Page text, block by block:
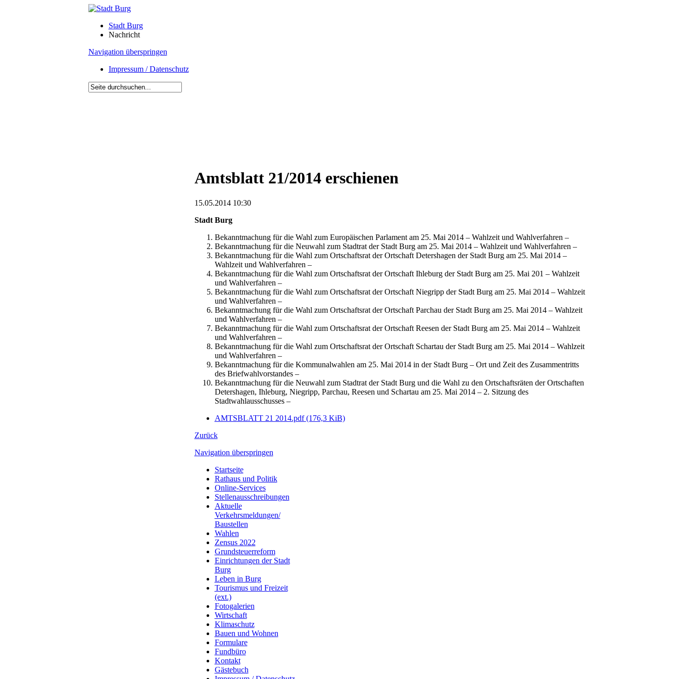
Stadt Burg
Nachricht
Navigation überspringen
Impressum / Datenschutz
Amtsblatt 21/2014 erschienen
15.05.2014 10:30
Stadt Burg
Bekanntmachung für die Wahl zum Europäischen Parlament am 25. Mai 2014 – Wahlzeit und Wahlverfahren –
Bekanntmachung für die Neuwahl zum Stadtrat der Stadt Burg am 25. Mai 2014 – Wahlzeit und Wahlverfahren –
Bekanntmachung für die Wahl zum Ortschaftsrat der Ortschaft Detershagen der Stadt Burg am 25. Mai 2014 –
Wahlzeit und Wahlverfahren –
Bekanntmachung für die Wahl zum Ortschaftsrat der Ortschaft Ihleburg der Stadt Burg am 25. Mai 201 – Wahlzeit
und Wahlverfahren –
Bekanntmachung für die Wahl zum Ortschaftsrat der Ortschaft Niegripp der Stadt Burg am 25. Mai 2014 – Wahlzeit
und Wahlverfahren –
Bekanntmachung für die Wahl zum Ortschaftsrat der Ortschaft Parchau der Stadt Burg am 25. Mai 2014 – Wahlzeit
und Wahlverfahren –
Bekanntmachung für die Wahl zum Ortschaftsrat der Ortschaft Reesen der Stadt Burg am 25. Mai 2014 – Wahlzeit
und Wahlverfahren –
Bekanntmachung für die Wahl zum Ortschaftsrat der Ortschaft Schartau der Stadt Burg am 25. Mai 2014 – Wahlzeit
und Wahlverfahren –
Bekanntmachung für die Kommunalwahlen am 25. Mai 2014 in der Stadt Burg – Ort und Zeit des Zusammentritts
des Briefwahlvorstandes –
Bekanntmachung für die Neuwahl zum Stadtrat der Stadt Burg und die Wahl zu den Ortschaftsräten der Ortschaften
Detershagen, Ihleburg, Niegripp, Parchau, Reesen und Schartau am 25. Mai 2014 – 2. Sitzung des
Stadtwahlausschusses –
AMTSBLATT 21 2014.pdf(176,3 KiB)
Zurück
Navigation überspringen
Startseite
Rathaus und Politik
Online-Services
Stellenausschreibungen
Aktuelle
Verkehrsmeldungen/
Baustellen
Wahlen
Zensus 2022
Grundsteuerreform
Einrichtungen der Stadt
Burg
Leben in Burg
Tourismus und Freizeit
(ext.)
Fotogalerien
Wirtschaft
Klimaschutz
Bauen und Wohnen
Formulare
Fundbüro
Kontakt
Gästebuch